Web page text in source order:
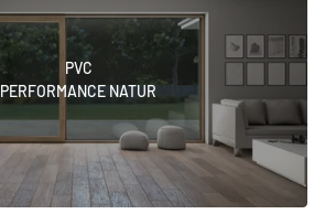
PVC
PERFORMANCE NATUR